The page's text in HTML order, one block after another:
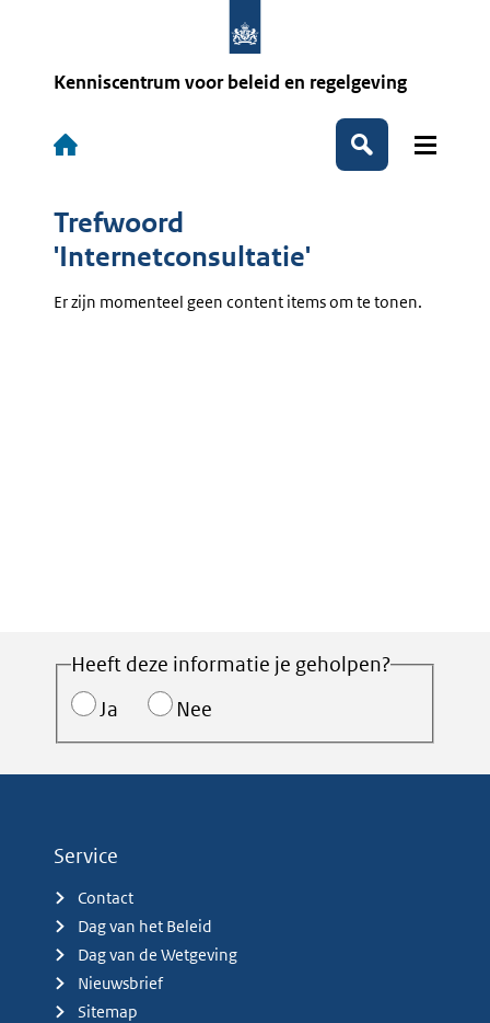
Kenniscentrum voor beleid en regelgeving
Hoofdnavigatie
Zoeken
Trefwoord
'Internetconsultatie'
Er zijn momenteel geen content items om te tonen.
Heeft deze informatie je geholpen?
Ja
Nee
Service
Contact
Dag van het Beleid
Dag van de Wetgeving
Nieuwsbrief
Sitemap